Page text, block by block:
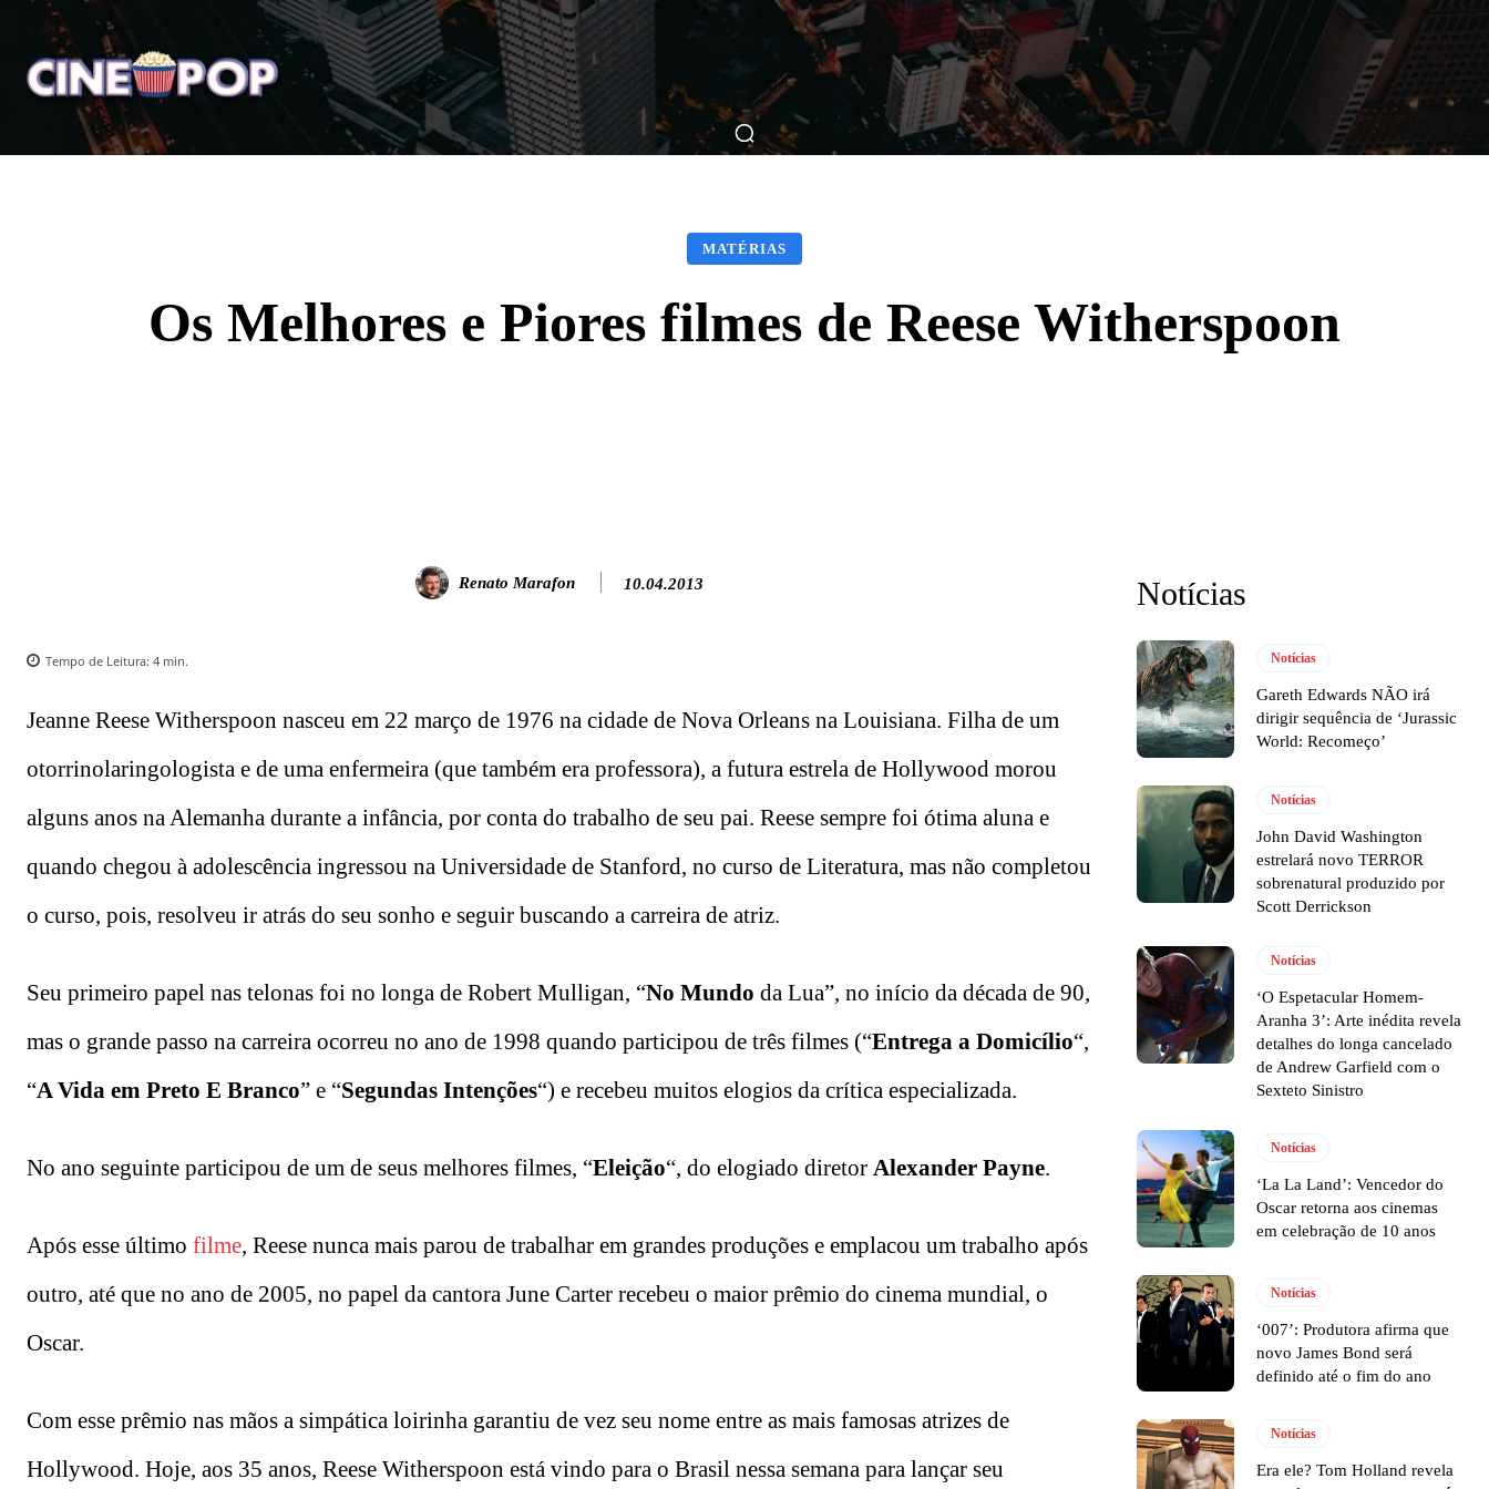
Home Notícias Críticas Breve Nos Cinemas Matérias Nos Cinemas Filmes Séries Música Gênero
MATÉRIAS
Os Melhores e Piores filmes de Reese Witherspoon
Renato Marafon 10.04.2013
Tempo de Leitura: 4 min.
Jeanne Reese Witherspoon nasceu em 22 março de 1976 na cidade de Nova Orleans na Louisiana. Filha de um
otorrinolaringologista e de uma enfermeira (que também era professora), a futura estrela de Hollywood morou
alguns anos na Alemanha durante a infância, por conta do trabalho de seu pai. Reese sempre foi ótima aluna e
quando chegou à adolescência ingressou na Universidade de Stanford, no curso de Literatura, mas não completou
o curso, pois, resolveu ir atrás do seu sonho e seguir buscando a carreira de atriz.
Seu primeiro papel nas telonas foi no longa de Robert Mulligan, “No Mundo da Lua”, no início da década de 90,
mas o grande passo na carreira ocorreu no ano de 1998 quando participou de três filmes (“Entrega a Domicílio“,
“A Vida em Preto E Branco” e “Segundas Intenções“) e recebeu muitos elogios da crítica especializada.
No ano seguinte participou de um de seus melhores filmes, “Eleição“, do elogiado diretor Alexander Payne.
Após esse último filme, Reese nunca mais parou de trabalhar em grandes produções e emplacou um trabalho após
outro, até que no ano de 2005, no papel da cantora June Carter recebeu o maior prêmio do cinema mundial, o
Oscar.
Com esse prêmio nas mãos a simpática loirinha garantiu de vez seu nome entre as mais famosas atrizes de
Hollywood. Hoje, aos 35 anos, Reese Witherspoon está vindo para o Brasil nessa semana para lançar seu
Notícias
Notícias
Gareth Edwards NÃO irá
dirigir sequência de ‘Jurassic
World: Recomeço’
Notícias
John David Washington
estrelará novo TERROR
sobrenatural produzido por
Scott Derrickson
Notícias
‘O Espetacular Homem-
Aranha 3’: Arte inédita revela
detalhes do longa cancelado
de Andrew Garfield com o
Sexteto Sinistro
Notícias
‘La La Land’: Vencedor do
Oscar retorna aos cinemas
em celebração de 10 anos
Notícias
‘007’: Produtora afirma que
novo James Bond será
definido até o fim do ano
Notícias
Era ele? Tom Holland revela